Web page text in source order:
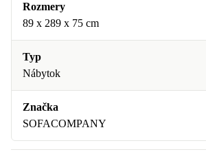
Rozmery
89 x 289 x 75 cm
Typ
Nábytok
Značka
SOFACOMPANY